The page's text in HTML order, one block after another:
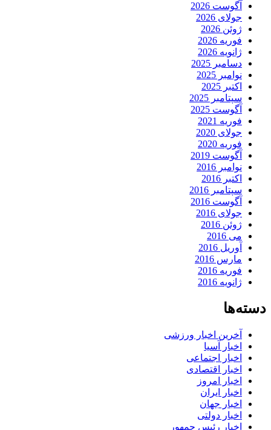
آگوست 2026
جولای 2026
ژوئن 2026
فوریه 2026
ژانویه 2026
دسامبر 2025
نوامبر 2025
اکتبر 2025
سپتامبر 2025
آگوست 2025
فوریه 2021
جولای 2020
فوریه 2020
آگوست 2019
نوامبر 2016
اکتبر 2016
سپتامبر 2016
آگوست 2016
جولای 2016
ژوئن 2016
می 2016
آوریل 2016
مارس 2016
فوریه 2016
ژانویه 2016
دسته‌ها
آخرین اخبار ورزشی
اخبار آسیا
اخبار اجتماعی
اخبار اقتصادی
اخبار امروز
اخبار ایران
اخبار جهان
اخبار دولتی
اخبار رئیس جمهور